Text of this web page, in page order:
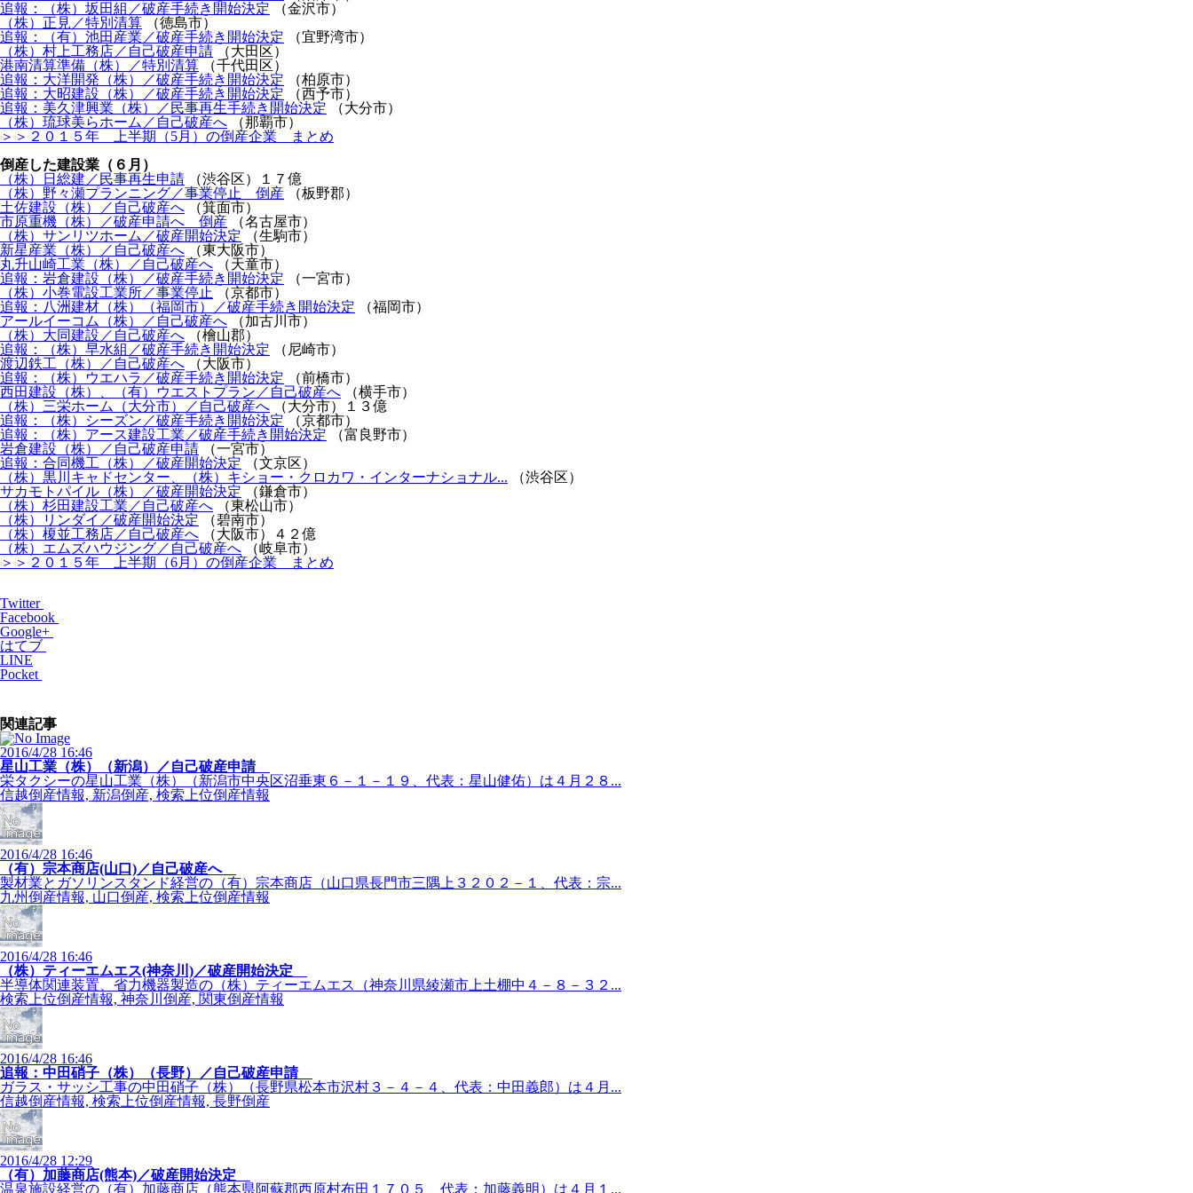
追報：（株）坂田組／破産手続き開始決定 （金沢市）
（株）正見／特別清算 （徳島市）
追報：（有）池田産業／破産手続き開始決定 （宜野湾市）
（株）村上工務店／自己破産申請 （大田区）
港南清算準備（株）／特別清算 （千代田区）
追報：大洋開発（株）／破産手続き開始決定 （柏原市）
追報：大昭建設（株）／破産手続き開始決定 （西予市）
追報：美久津興業（株）／民事再生手続き開始決定 （大分市）
（株）琉球美らホーム／自己破産へ （那覇市）
＞＞２０１５年 上半期（5月）の倒産企業 まとめ
倒産した建設業（６月）
（株）日総建／民事再生申請 （渋谷区）１７億
（株）野々瀬プランニング／事業停止 倒産 （板野郡）
土佐建設（株）／自己破産へ （箕面市）
市原重機（株）／破産申請へ 倒産 （名古屋市）
（株）サンリツホーム／破産開始決定 （生駒市）
新星産業（株）／自己破産へ （東大阪市）
丸升山崎工業（株）／自己破産へ （天童市）
追報：岩倉建設（株）／破産手続き開始決定 （一宮市）
（株）小巻電設工業所／事業停止
（京都市）
追報：八洲建材（株）（福岡市）／破産手続き開始決定 （福岡市）
アールイーコム（株）／自己破産へ （加古川市）
（株）大同建設／自己破産へ （檜山郡）
追報：（株）早水組／破産手続き開始決定 （尼崎市）
渡辺鉄工（株）／自己破産へ （大阪市）
追報：（株）ウエハラ／破産手続き開始決定 （前橋市）
西田建設（株）、（有）ウエストプラン／自己破産へ （横手市）
（株）三栄ホーム（大分市）／自己破産へ （大分市）１３億
追報：（株）シーズン／破産手続き開始決定 （京都市）
追報：（株）アース建設工業／破産手続き開始決定 （富良野市）
岩倉建設（株）／自己破産申請 （一宮市）
追報：合同機工（株）／破産開始決定 （文京区）
（株）黒川キャドセンター、（株）キショー・クロカワ・インターナショナル... （渋谷区）
サカモトパイル（株）／破産開始決定 （鎌倉市）
（株）杉田建設工業／自己破産へ （東松山市）
（株）リンダイ／破産開始決定 （碧南市）
（株）榎並工務店／自己破産へ （大阪市）４２億
（株）エムズハウジング／自己破産へ （岐阜市）
＞＞２０１５年 上半期（6月）の倒産企業 まとめ
Twitter
Facebook
Google+
はてブ
LINE
Pocket
関連記事
2016/4/28 16:46
星山工業（株）（新潟）／自己破産申請
栄タクシーの星山工業（株）（新潟市中央区沼垂東６－１－１９、代表：星山健佑）は４月２８...
信越倒産情報, 新潟倒産, 検索上位倒産情報
2016/4/28 16:46
（有）宗本商店(山口)／自己破産へ
製材業とガソリンスタンド経営の（有）宗本商店（山口県長門市三隅上３２０２－１、代表：宗...
九州倒産情報, 山口倒産, 検索上位倒産情報
2016/4/28 16:46
（株）ティーエムエス(神奈川)／破産開始決定
半導体関連装置、省力機器製造の（株）ティーエムエス（神奈川県綾瀬市上土棚中４－８－３２...
検索上位倒産情報, 神奈川倒産, 関東倒産情報
2016/4/28 16:46
追報：中田硝子（株）（長野）／自己破産申請
ガラス・サッシ工事の中田硝子（株）（長野県松本市沢村３－４－４、代表：中田義郎）は４月...
信越倒産情報, 検索上位倒産情報, 長野倒産
2016/4/28 12:29
（有）加藤商店(熊本)／破産開始決定
温泉施設経営の（有）加藤商店（熊本県阿蘇郡西原村布田１７０５、代表：加藤義明）は４月１...